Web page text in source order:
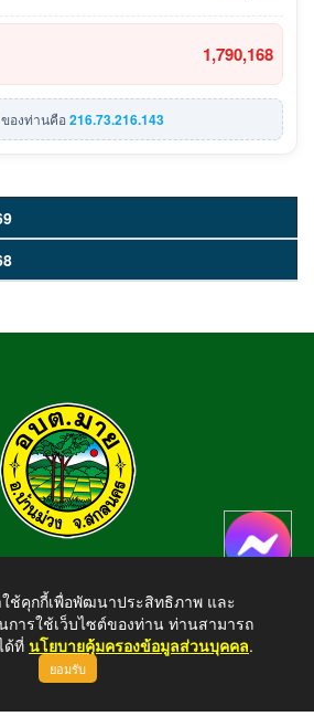
1,790,168
ของท่านคือ216.73.216.143
สกลนคร สอบถามข้อมูลโทร 042-794924
tambonmai275@gmail.com
ใช้คุกกี้เพื่อพัฒนาประสิทธิภาพ และ
ารใช้เว็บไซต์ของท่าน ท่านสามารถ
ด้ที่ นโยบายคุ้มครองข้อมูลส่วนบุคคล.
ยอมรับ